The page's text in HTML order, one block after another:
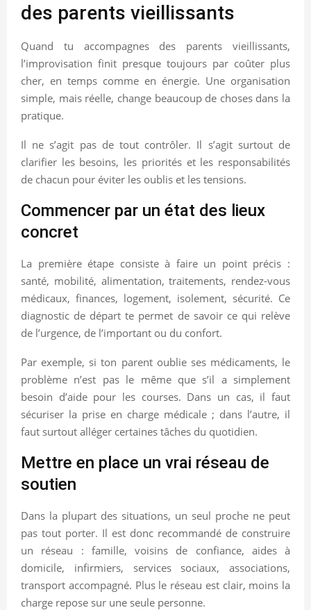
des parents vieillissants
Quand tu accompagnes des parents vieillissants,
l’improvisation finit presque toujours par coûter plus
cher, en temps comme en énergie. Une organisation
simple, mais réelle, change beaucoup de choses dans la
pratique.
Il ne s’agit pas de tout contrôler. Il s’agit surtout de
clarifier les besoins, les priorités et les responsabilités
de chacun pour éviter les oublis et les tensions.
Commencer par un état des lieux
concret
La première étape consiste à faire un point précis :
santé, mobilité, alimentation, traitements, rendez-vous
médicaux, finances, logement, isolement, sécurité. Ce
diagnostic de départ te permet de savoir ce qui relève
de l’urgence, de l’important ou du confort.
Par exemple, si ton parent oublie ses médicaments, le
problème n’est pas le même que s’il a simplement
besoin d’aide pour les courses. Dans un cas, il faut
sécuriser la prise en charge médicale ; dans l’autre, il
faut surtout alléger certaines tâches du quotidien.
Mettre en place un vrai réseau de
soutien
Dans la plupart des situations, un seul proche ne peut
pas tout porter. Il est donc recommandé de construire
un réseau : famille, voisins de confiance, aides à
domicile, infirmiers, services sociaux, associations,
transport accompagné. Plus le réseau est clair, moins la
charge repose sur une seule personne.